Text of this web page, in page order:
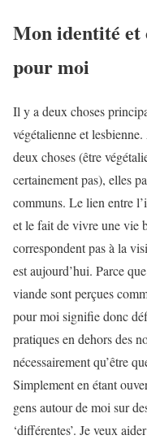
Mon identité et
pour moi
Il y a deux choses
végétalienne et
deux choses (être
certainement pas), elles
communs. Le lien entre
et le fait de vivre une vie
correspondent pas à la
est aujourd’hui. Parce
viande sont perçues
pour moi signifie donc
pratiques en dehors des
nécessairement qu’être
Simplement en étant
gens autour de moi sur
‘différentes’. Je veux